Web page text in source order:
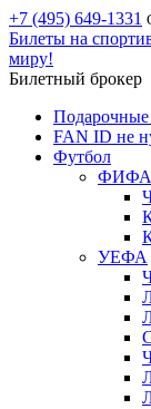
+7 (495) 649-1331
Билеты на
миру!
Билетный брокер
FAN ID не
Футбол
ФИФА
УЕФА